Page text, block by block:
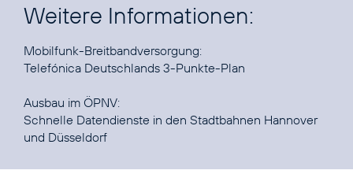
Weitere Informationen:
Telefónica Deutschlands 3-Punkte-Plan
Schnelle Datendienste in den Stadtbahnen Hannover
und Düsseldorf